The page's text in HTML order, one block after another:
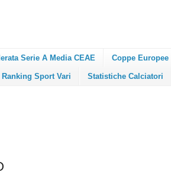
Serie A Media CEAE Coppe Europee
Ranking Sport Vari Statistiche Calciatori